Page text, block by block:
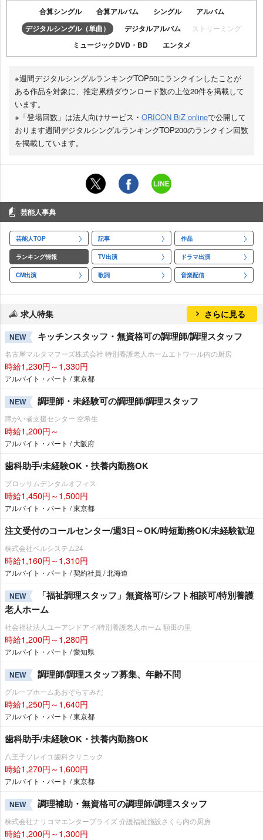
合算シングル 合算アルバム シングル
アルバム
デジタルシングル（単曲）
デジタルアルバム ストリーミング
ミュージックDVD・BD エンタメ
※週間デジタルシングルランキングTOP50にランクインしたことが
ある作品を対象に、推定累積ダウンロード数の上位20件を掲載して
います。
※「登場回数」は法人向けサービス・ ORICON BiZ onlineで公開して
おります週間デジタルシングルランキングTOP200のランクイン回数
を掲載しています。
芸能人事典
芸能人TOP 記事 作品
ランキング情報 TV出演 ドラマ出演
CM出演 歌詞 音楽配信
求人特集 さらに見る
NEW キッチンスタッフ・無資格可の調理師/調理スタッフ
名古屋マルタマフーズ株式会社 特別養護老人ホームエトワール内の厨房
時給1,230円～1,330円
アルバイト・パート / 東京都
NEW 調理師・未経験可の調理師/調理スタッフ
障がい者支援センター 空希生
時給1,200円～
アルバイト・パート / 大阪府
歯科助手/未経験OK・扶養内勤務OK
ブロッサムデンタルオフィス
時給1,450円～1,500円
アルバイト・パート / 東京都
注文受付のコールセンター/週3日～OK/時短勤務OK/未経験歓迎
株式会社ベルシステム24
時給1,160円～1,310円
アルバイト・パート / 契約社員 / 北海道
NEW
「福祉調理スタッフ」無資格可/シフト相談可/特別養護
老人ホーム
社会福祉法人ユーアンドアイ/特別養護老人ホーム 額田の里
時給1,200円～1,280円
アルバイト・パート / 愛知県
NEW 調理師/調理スタッフ募集、年齢不問
グループホームあおぞらすみだ
時給1,250円～1,640円
アルバイト・パート / 東京都
歯科助手/未経験OK・扶養内勤務OK
八王子ソレイユ歯科クリニック
時給1,270円～1,600円
アルバイト・パート / 東京都
NEW 調理補助・無資格可の調理師/調理スタッフ
株式会社ナリコマエンタープライズ 介護福祉施設さくら内の厨房
時給1,200円～1,300円